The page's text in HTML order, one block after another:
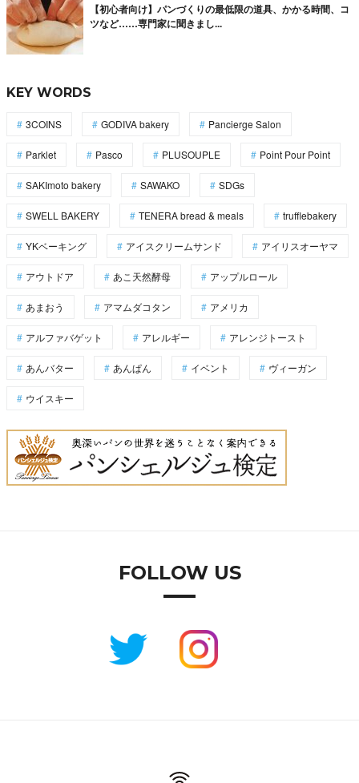
【初心者向け】パンづくりの最低限の道具、かかる時間、コ
ツなど……専門家に聞きまし...
KEY WORDS
3COINS GODIVA bakery Pancierge Salon
Parklet Pasco PLUSOUPLE Point Pour Point
SAKImoto bakery SAWAKO SDGs
SWELL BAKERY TENERA bread & meals trufflebakery
YKベーキング アイスクリームサンド アイリスオーヤマ
アウトドア あこ天然酵母 アップルロール
あまおう アマムダコタン アメリカ
アルファバゲット アレルギー アレンジトースト
あんバター あんぱん イベント ヴィーガン
ウイスキー
FOLLOW US